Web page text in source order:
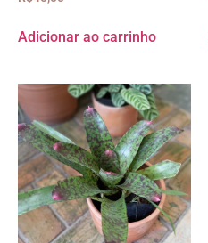
Adicionar ao carrinho